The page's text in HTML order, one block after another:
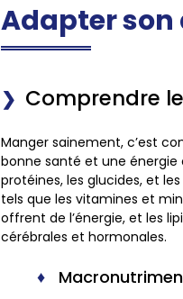
Adapter
Comprendre
Manger sainement, c’est
bonne santé et une
protéines, les glucides, et
tels que les vitamines et
offrent de l’énergie, et les
cérébrales et hormonales.